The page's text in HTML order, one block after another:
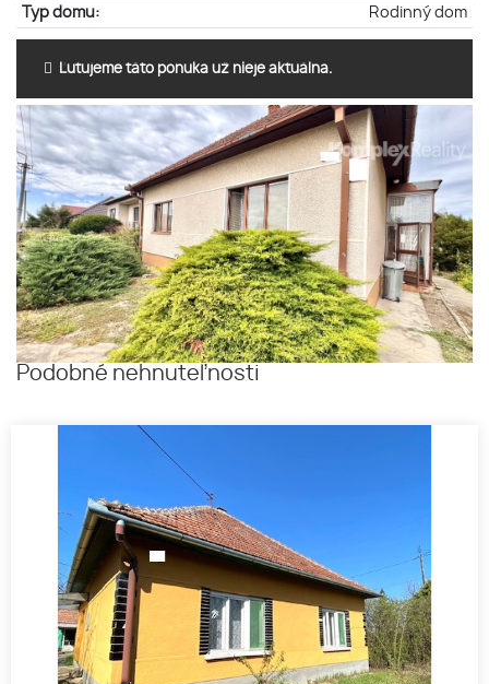
Typ domu:
Rodinný dom
Ľutujeme táto ponuka už nieje aktuálna.
Podobné nehnuteľnosti